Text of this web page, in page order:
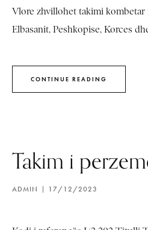
Vlore zhvillohet takimi kombetar
Elbasanit, Peshkopise, Korces
CONTINUE READING
Takim i
ADMIN 17/12/2023